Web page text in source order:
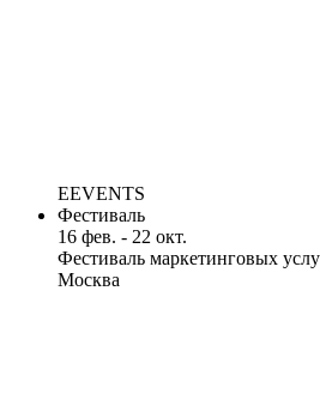
EEVENTS
Фестиваль
16 фев. - 22 окт.
Фестиваль маркетинговых
Москва